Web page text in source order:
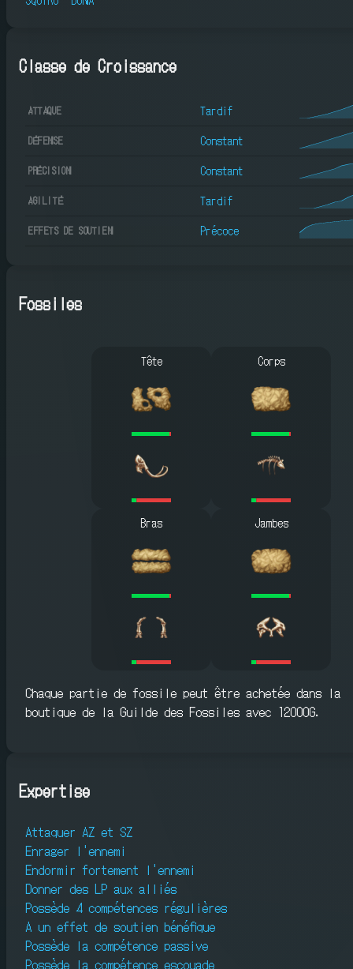
Classe de Croissance
ATTAQUE Tardif
DÉFENSE Constant
PRÉCISION Constant
AGILITÉ Tardif
EFFETS DE SOUTIEN Précoce
Fossiles
Tête Corps
Bras Jambes
Chaque partie de fossile peut être achetée dans la
boutique de la Guilde des Fossiles avec 12000G.
Expertise
Attaquer AZ et SZ
Enrager l'ennemi
Endormir fortement l'ennemi
Donner des LP aux alliés
Possède 4 compétences régulières
A un effet de soutien bénéfique
Possède la compétence passive
Possède la compétence escouade